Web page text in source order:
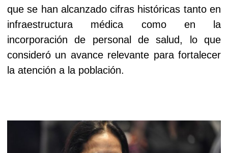
que se han alcanzado cifras históricas tanto en
infraestructura médica como en la
incorporación de personal de salud, lo que
consideró un avance relevante para fortalecer
la atención a la población.